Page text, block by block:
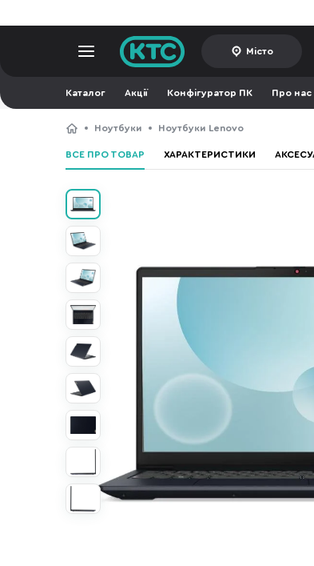
Місто
Каталог Акції Конфігуратор ПК Про нас
Ноутбуки Ноутбуки Lenovo
ВСЕ ПРО ТОВАР ХАРАКТЕРИСТИКИ